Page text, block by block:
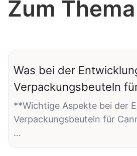
Zum
Was bei der
Verpackungsbeuteln
Cannabisprodukte zu
**Wichtige Aspekte bei der
Verpackungsbeuteln für
Cannabis hat sich in den